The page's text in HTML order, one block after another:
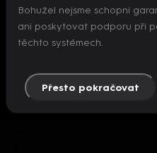
Nepodařilo se
Bohužel nejsme schopni
ani poskytovat podporu při
těchto systémech.
Přesto pokračovat